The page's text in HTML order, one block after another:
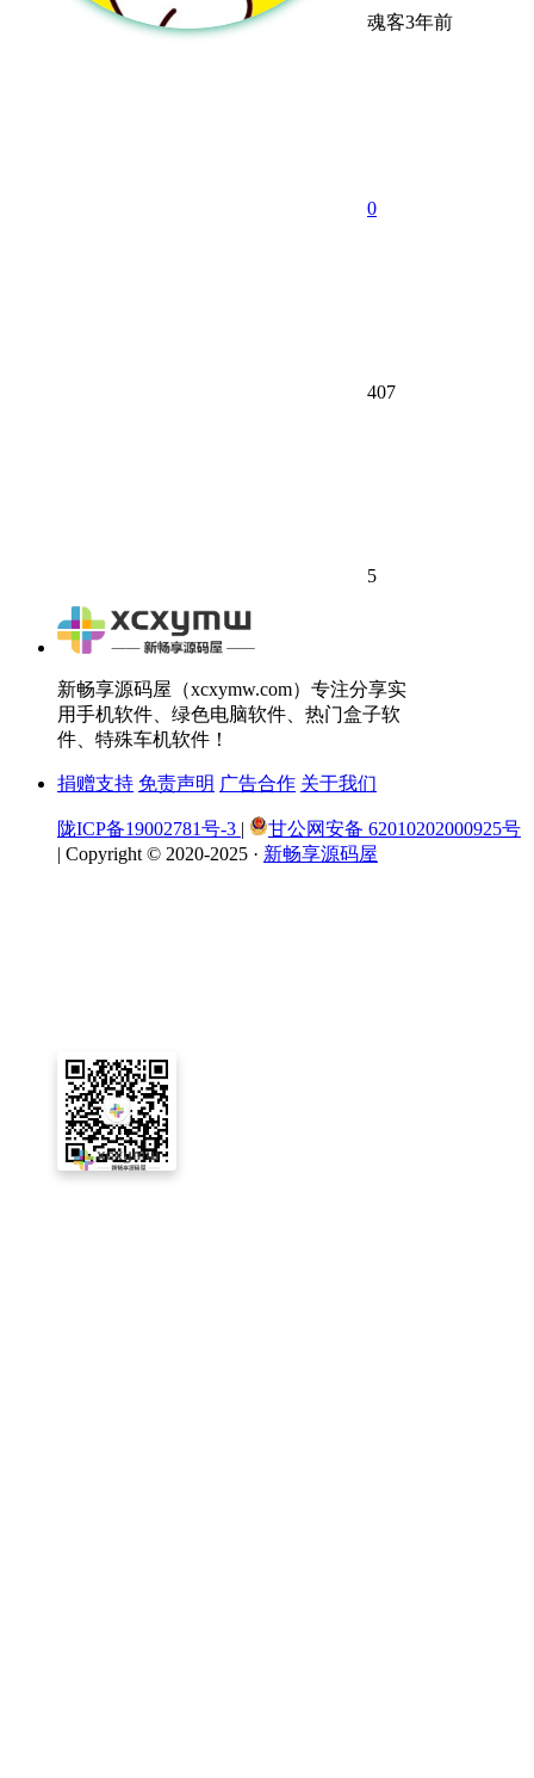
魂客3年前
0
407
5
新畅享源码屋（xcxymw.com）专注分享实
用手机软件、绿色电脑软件、热门盒子软
件、特殊车机软件！
捐赠支持 免责声明 广告合作 关于我们
陇ICP备19002781号-3 |
甘公网安备 62010202000925号
| Copyright © 2020-2025 · 新畅享源码屋